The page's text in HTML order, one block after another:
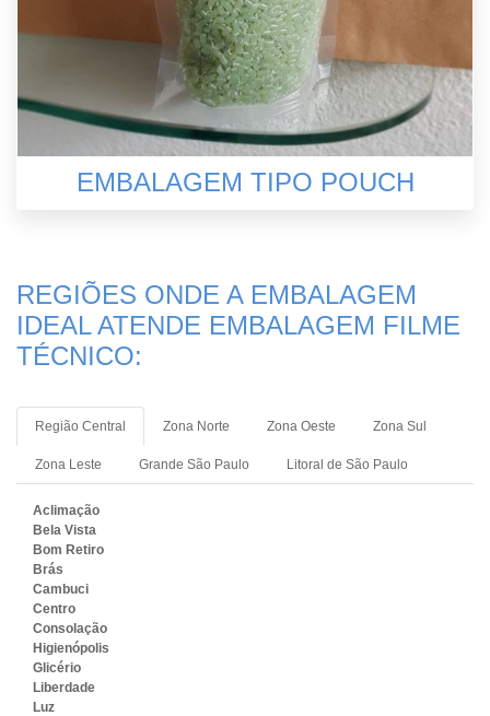
EMBALAGEM TIPO POUCH
REGIÕES ONDE A EMBALAGEM
IDEAL ATENDE EMBALAGEM FILME
TÉCNICO:
Região Central Zona Norte Zona Oeste Zona Sul
Zona Leste Grande São Paulo Litoral de São Paulo
Aclimação
Bela Vista
Bom Retiro
Brás
Cambuci
Centro
Consolação
Higienópolis
Glicério
Liberdade
Luz